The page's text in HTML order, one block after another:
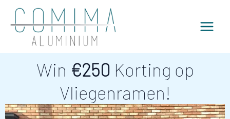
Win €250 Korting op
Vliegenramen!